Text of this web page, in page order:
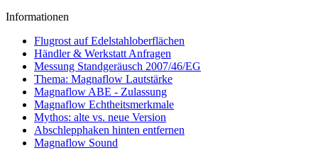
Informationen
Flugrost auf Edelstahloberflächen
Händler & Werkstatt Anfragen
Messung Standgeräusch 2007/46/EG
Thema: Magnaflow Lautstärke
Magnaflow ABE - Zulassung
Magnaflow Echtheitsmerkmale
Mythos: alte vs. neue Version
Abschlepphaken hinten entfernen
Magnaflow Sound